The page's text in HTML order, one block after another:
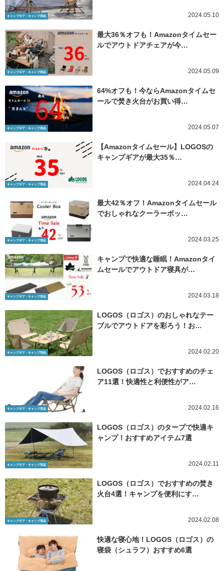
キャンプギア・キャンプ用品 2024.05.10
キャンプギア・キャンプ用品
最大36％オフも！Amazonタイムセー
ルでアウトドアチェアが今…
2024.05.09
キャンプギア・キャンプ用品
64%オフも！今ならAmazonタイムセ
ールで焚き火台がお買い得…
2024.05.07
キャンプギア・キャンプ用品
【Amazonタイムセール】LOGOSの
キャンプギアが最大35％…
2024.04.24
キャンプギア・キャンプ用品
最大42％オフ！Amazonタイムセール
でおしゃれなクーラーボッ…
2024.03.25
キャンプギア・キャンプ用品
キャンプで快適な睡眠！Amazonタイ
ムセールでアウトドア寝具が…
2024.03.18
キャンプギア・キャンプ用品
LOGOS（ロゴス）のおしゃれなテー
ブルでアウトドアを彩ろう！お…
2024.02.20
キャンプギア・キャンプ用品
LOGOS（ロゴス）でおすすめのチェ
ア11選！快適性と利便性がア…
2024.02.16
キャンプギア・キャンプ用品
LOGOS（ロゴス）のタープで快適キ
ャンプ！おすすめアイテム7選
2024.02.11
キャンプギア・キャンプ用品
LOGOS（ロゴス）でおすすめの焚き
火台4選！キャンプを便利にす…
2024.02.08
快適な寝心地！LOGOS（ロゴス）の
寝袋（シュラフ）おすすめ6選